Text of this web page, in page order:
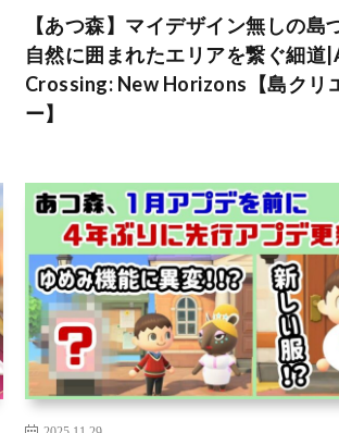
【あつ森】マイデザイン無しの島
自然に囲まれたエリアを繋ぐ細道
Crossing: New Horizons【島クリ
ー】